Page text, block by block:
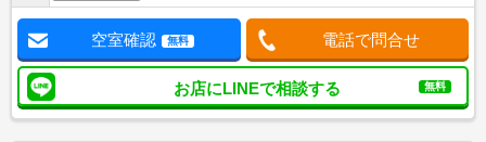
空室確認 無料 電話で問合せ
お店にLINEで相談する 無料